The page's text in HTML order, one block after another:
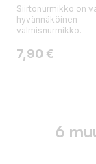
Siirtonurmikko on
hyvännäköinen
valmisnurmikko.
Hinta
7,90 €
6